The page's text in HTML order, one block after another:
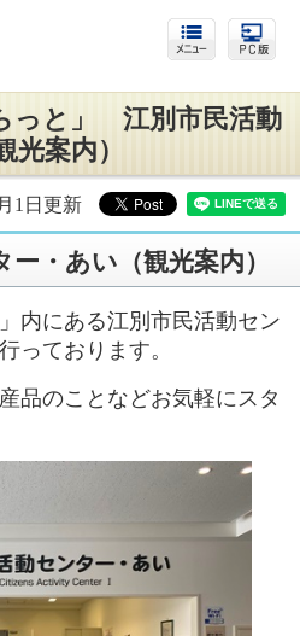
っと」 江別市民活動
案内）
1日更新
・あい（観光案内）
内にある江別市民活動セン
っております。
品のことなどお気軽にスタ